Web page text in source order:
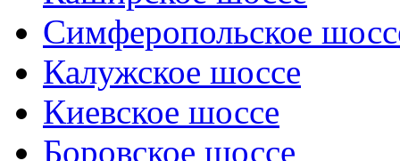
Симферопольское
Калужское шоссе
Киевское шоссе
Боровское шоссе